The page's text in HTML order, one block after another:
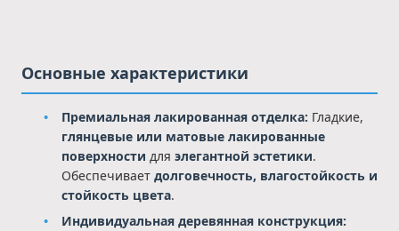
Основные характеристики
Премиальная лакированная отделка: Гладкие,
глянцевые или матовые лакированные
поверхности для элегантной эстетики.
Обеспечивает долговечность, влагостойкость и
стойкость цвета.
Индивидуальная деревянная конструкция: